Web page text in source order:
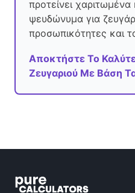
προτείνει χαριτωμένα
ψευδώνυμα για
προσωπικότητες και
Αποκτήστε Το
Ζευγαριού Με Βάση